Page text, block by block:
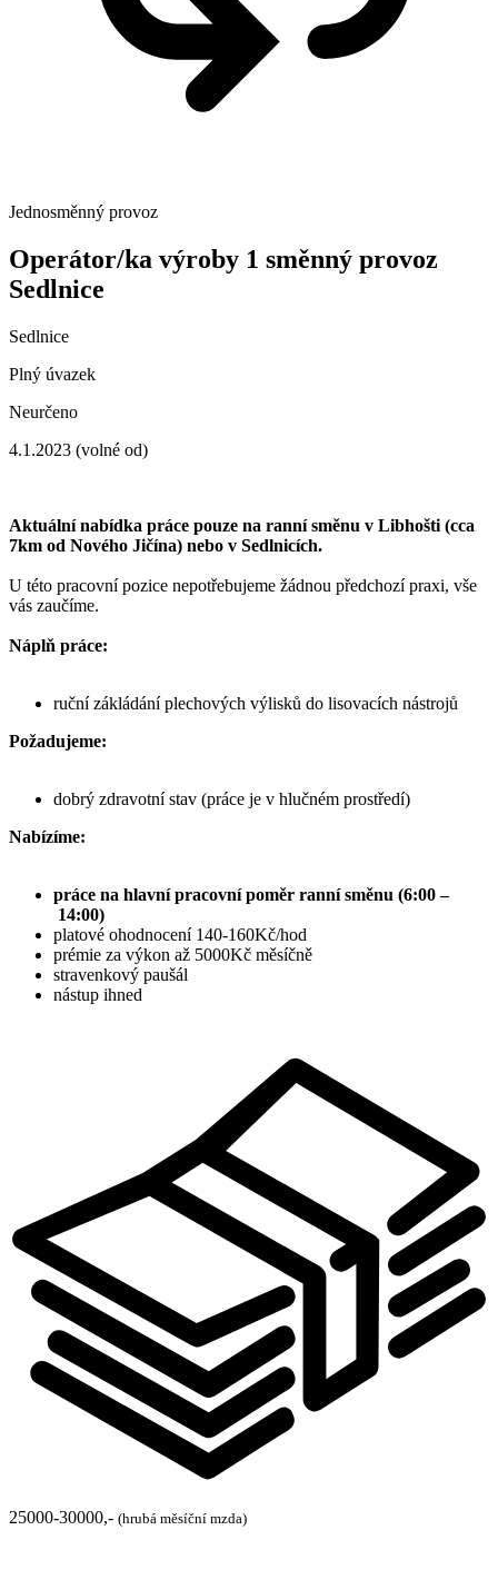
Jednosměnný provoz
Operátor/ka výroby 1 směnný provoz
Sedlnice
Sedlnice
Plný úvazek
Neurčeno
4.1.2023 (volné od)
Aktuální nabídka práce pouze na ranní směnu v Libhošti (cca
7km od Nového Jičína) nebo v Sedlnicích.
U této pracovní pozice nepotřebujeme žádnou předchozí praxi, vše
vás zaučíme.
Náplň práce:
ruční zákládání plechových výlisků do lisovacích nástrojů
Požadujeme:
dobrý zdravotní stav (práce je v hlučném prostředí)
Nabízíme:
práce na hlavní pracovní poměr ranní směnu (6:00 –
14:00)
platové ohodnocení 140-160Kč/hod
prémie za výkon až 5000Kč měsíčně
stravenkový paušál
nástup ihned
25000-30000,- (hrubá měsíční mzda)